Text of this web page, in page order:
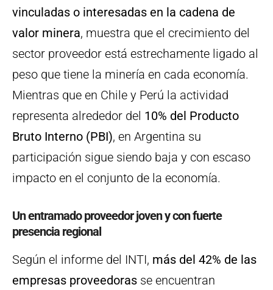
vinculadas o interesadas en la cadena de
valor minera, muestra que el crecimiento del
sector proveedor está estrechamente ligado al
peso que tiene la minería en cada economía.
Mientras que en Chile y Perú la actividad
representa alrededor del 10% del Producto
Bruto Interno (PBI), en Argentina su
participación sigue siendo baja y con escaso
impacto en el conjunto de la economía.
Un entramado proveedor joven y con fuerte
presencia regional
Según el informe del INTI, más del 42% de las
empresas proveedoras se encuentran